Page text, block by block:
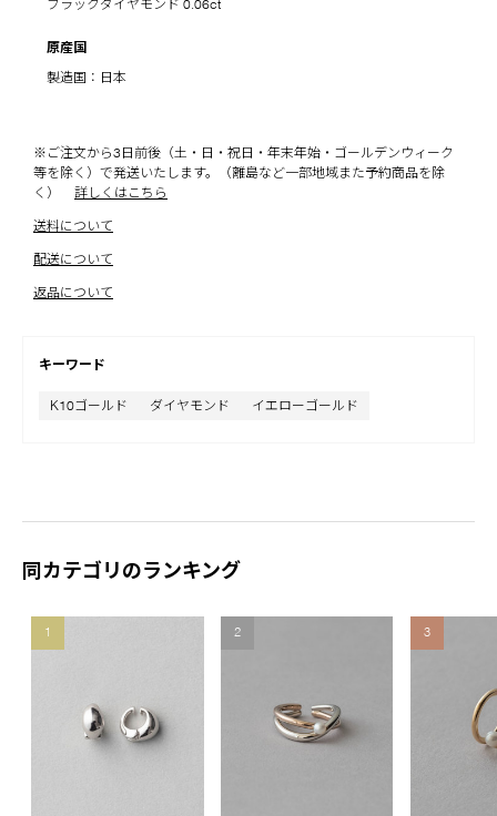
ブラックダイヤモンド 0.06ct
原産国
製造国：日本
※ご注文から3日前後（土・日・祝日・年末年始・ゴールデンウィーク
等を除く）で発送いたします。（離島など一部地域また予約商品を除
く）
詳しくはこちら
送料について
配送について
返品について
キーワード
K10ゴールド ダイヤモンド イエローゴールド
同カテゴリのランキング
1 2 3